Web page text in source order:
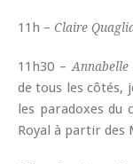
11h – Claire
11h30 –
de tous les côtés,
les paradoxes du
Royal à partir des